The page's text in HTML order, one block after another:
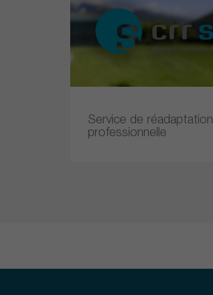
Service de réadaptation
professionnelle